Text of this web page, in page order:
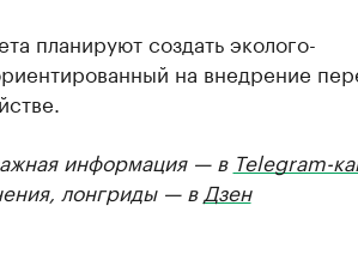
планируют создать эколого-
на внедрение
информация — в Telegram-
лонгриды — в Дзен